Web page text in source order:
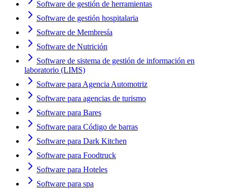
Software de gestión de herramientas
Software de gestión hospitalaria
Software de Membresía
Software de Nutrición
Software de sistema de gestión de información en
laboratorio (LIMS)
Software para Agencia Automotriz
Software para agencias de turismo
Software para Bares
Software para Código de barras
Software para Dark Kitchen
Software para Foodtruck
Software para Hoteles
Software para spa